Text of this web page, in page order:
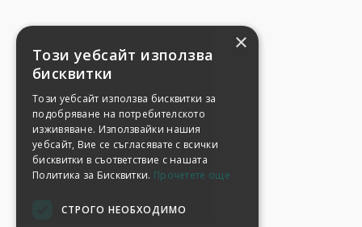
×
Този уебсайт използва
бисквитки
Този уебсайт използва бисквитки за
подобряване на потребителското
изживяване. Използвайки нашия
уебсайт, Вие се съгласявате с всички
бисквитки в съответствие с нашата
Политика за Бисквитки. Прочетете още
СТРОГО НЕОБХОДИМО